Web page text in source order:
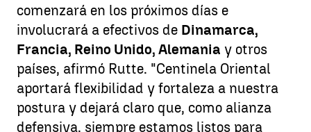
comenzará en los próximos días e
involucrará a efectivos de Dinamarca,
Francia, Reino Unido, Alemania y otros
países, afirmó Rutte. "Centinela Oriental
aportará flexibilidad y fortaleza a nuestra
postura y dejará claro que, como alianza
defensiva, siempre estamos listos para